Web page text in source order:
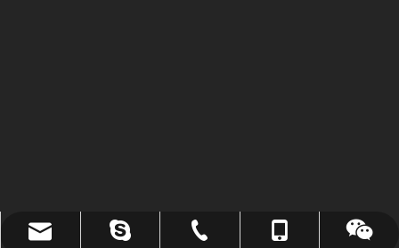
wangfp@cseco.cn
ライブ：.cid.c87935a5bad92e18
+ 86-730-8688890
+ 86-15173020676